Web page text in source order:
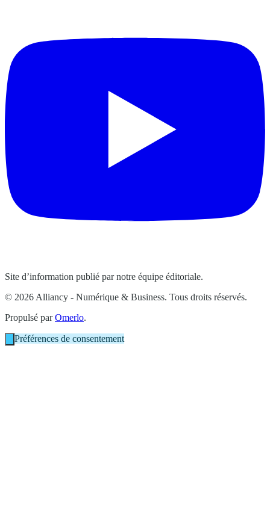
Site d’information publié par notre équipe éditoriale.
© 2026 Alliancy - Numérique & Business. Tous droits réservés.
Propulsé parOmerlo.
Préférences de consentement